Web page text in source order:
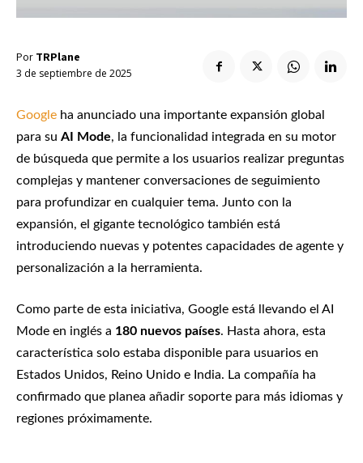
Enlaces útiles
Registro / Entrar
Suscribir
Contacto
Privacidad Aviso Legal Política de cookies
Registro / Entrar Suscribir
Privacidad Aviso Legal Política de cookies
Por TRPlane
3 de septiembre de 2025
Google ha anunciado una importante expansión global
para su AI Mode, la funcionalidad integrada en su motor
de búsqueda que permite a los usuarios realizar preguntas
complejas y mantener conversaciones de seguimiento
para profundizar en cualquier tema. Junto con la
expansión, el gigante tecnológico también está
introduciendo nuevas y potentes capacidades de agente y
personalización a la herramienta.
Como parte de esta iniciativa, Google está llevando el AI
Mode en inglés a 180 nuevos países. Hasta ahora, esta
característica solo estaba disponible para usuarios en
Estados Unidos, Reino Unido e India. La compañía ha
confirmado que planea añadir soporte para más idiomas y
regiones próximamente.